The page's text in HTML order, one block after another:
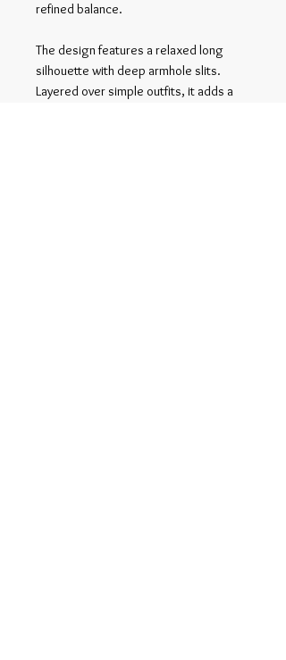
refined balance.
The design features a relaxed long
silhouette with deep armhole slits.
Layered over simple outfits, it adds a